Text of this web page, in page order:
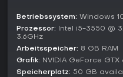
Betriebssystem: Windows
Prozessor: Intel i5-3550 @
3.6GHz
Arbeitsspeicher: 8 GB RAM
Grafik: NVIDIA GeForce
Speicherplatz: 50 GB